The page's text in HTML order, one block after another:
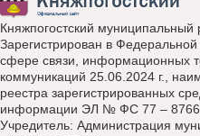
Княжпогостский муниципальный
Зарегистрирован в
сфере связи, информационных
коммуникаций 25.06.2024 г.,
реестра зарегистрированных
информации ЭЛ № ФС 77 –
Учредитель: Администрация